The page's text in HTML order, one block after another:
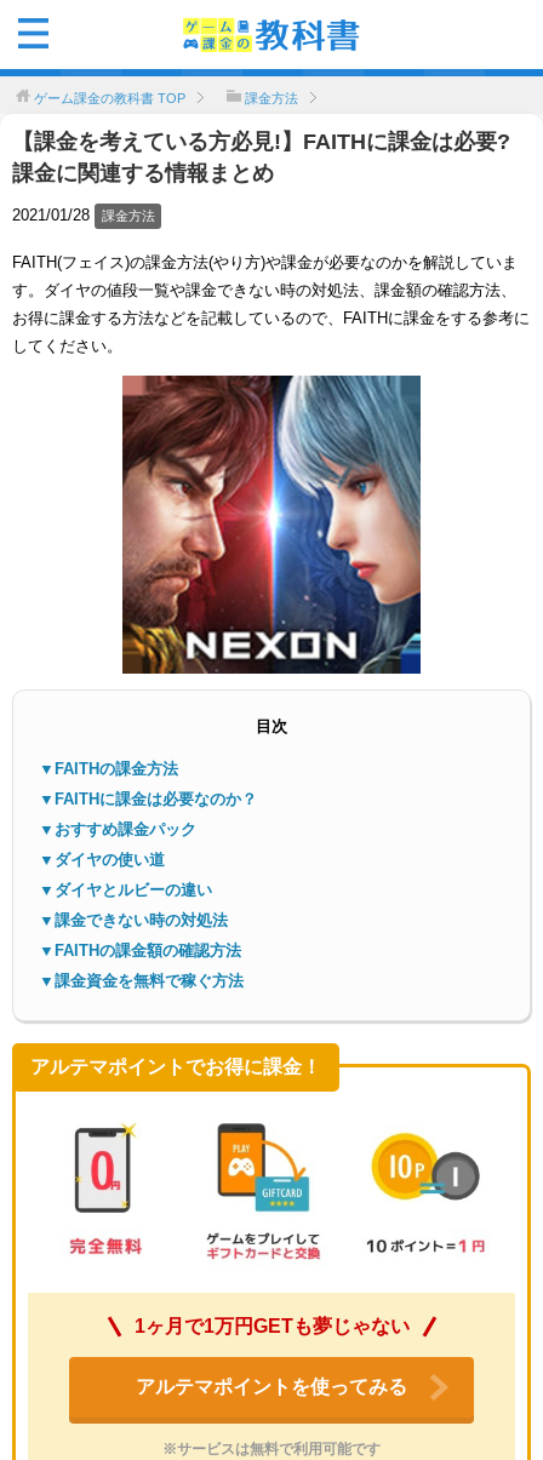
ゲーム課金の教科書 TOP 課金方法
【課金を考えている方必見!】FAITHに課金は必要?
課金に関連する情報まとめ
2021/01/28 課金方法
FAITH(フェイス)の課金方法(やり方)や課金が必要なのかを解説していま
す。ダイヤの値段一覧や課金できない時の対処法、課金額の確認方法、
お得に課金する方法などを記載しているので、FAITHに課金をする参考に
してください。
目次
▼FAITHの課金方法
▼FAITHに課金は必要なのか？
▼おすすめ課金パック
▼ダイヤの使い道
▼ダイヤとルビーの違い
▼課金できない時の対処法
▼FAITHの課金額の確認方法
▼課金資金を無料で稼ぐ方法
アルテマポイントでお得に課金！
1ヶ月で1万円GETも夢じゃない
アルテマポイントを使ってみる
※サービスは無料で利用可能です